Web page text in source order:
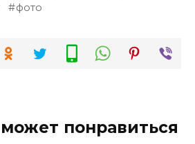
фото
понравиться